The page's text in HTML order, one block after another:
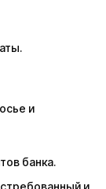
и
банка.
и